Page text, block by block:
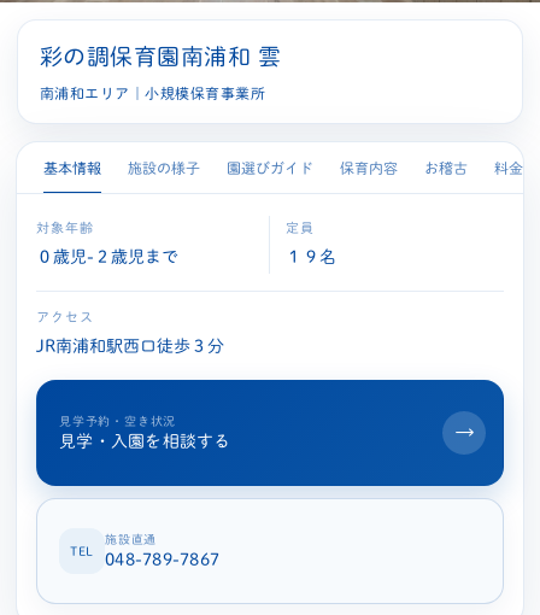
彩の調保育園南浦和 雲
南浦和エリア｜小規模保育事業所
基本情報 施設の様子 園選びガイド 保育内容 お稽古 料金
対象年齢
０歳児-２歳児まで
定員
１９名
アクセス
JR南浦和駅西口徒歩３分
見学予約・空き状況
見学・入園を相談する →
TEL
施設直通
048-789-7867